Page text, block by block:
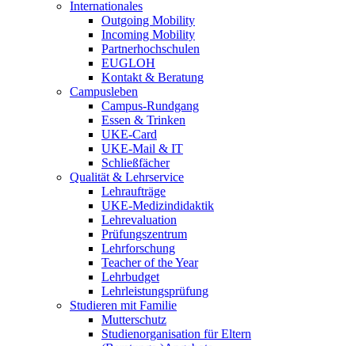
Internationales
Outgoing Mobility
Incoming Mobility
Partnerhochschulen
EUGLOH
Kontakt & Beratung
Campusleben
Campus-Rundgang
Essen & Trinken
UKE-Card
UKE-Mail & IT
Schließfächer
Qualität & Lehrservice
Lehraufträge
UKE-Medizindidaktik
Lehrevaluation
Prüfungszentrum
Lehrforschung
Teacher of the Year
Lehrbudget
Lehrleistungsprüfung
Studieren mit Familie
Mutterschutz
Studienorganisation für Eltern